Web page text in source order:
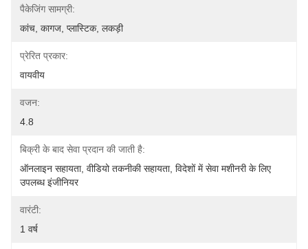
पैकेजिंग सामग्री:
कांच, कागज, प्लास्टिक, लकड़ी
प्रेरित प्रकार:
वायवीय
वजन:
4.8
बिक्री के बाद सेवा प्रदान की जाती है:
ऑनलाइन सहायता, वीडियो तकनीकी सहायता, विदेशों में सेवा मशीनरी के लिए
उपलब्ध इंजीनियर
वारंटी:
1 वर्ष